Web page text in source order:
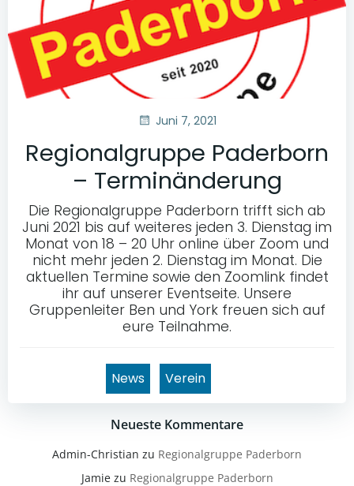
Juni 7, 2021
Regionalgruppe Paderborn
– Terminänderung
Die Regionalgruppe Paderborn trifft sich ab
Juni 2021 bis auf weiteres jeden 3. Dienstag im
Monat von 18 – 20 Uhr online über Zoom und
nicht mehr jeden 2. Dienstag im Monat. Die
aktuellen Termine sowie den Zoomlink findet
ihr auf unserer Eventseite. Unsere
Gruppenleiter Ben und York freuen sich auf
eure Teilnahme.
News Verein
Neueste Kommentare
Admin-Christian zu Regionalgruppe Paderborn
Jamiezu Regionalgruppe Paderborn